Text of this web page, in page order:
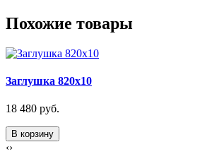
Похожие товары
Заглушка 820х10
18 480 руб.
В корзину
‹›